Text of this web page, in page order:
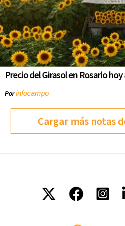
Precio del Girasol en Rosario
Porinfocampo
Cargar más notas